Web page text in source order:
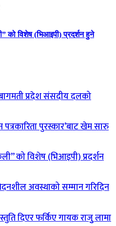
को विशेष (भिआइपी) प्रदर्शन हुने
प्रदेश संसदीय दलको
पुरस्कार’बाट खेम सारु
को विशेष (भिआइपी) प्रदर्शन
अवस्थाको सम्मान गरिदिन
दिएर फर्किए गायक राजुु लामा